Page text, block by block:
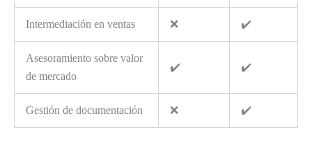
Intermediación en ventas ❌ ✔️
Asesoramiento sobre valor
de mercado
✔️ ✔️
Gestión de documentación ❌ ✔️